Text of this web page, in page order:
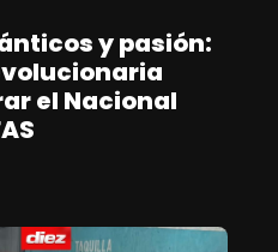
y pasión:
el Nacional